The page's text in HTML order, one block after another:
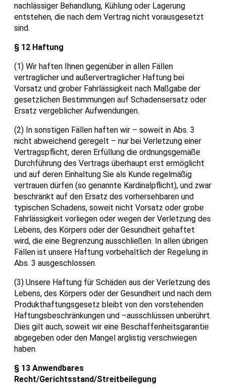
nachlässiger Behandlung, Kühlung oder Lagerung
entstehen, die nach dem Vertrag nicht vorausgesetzt
sind.
§ 12 Haftung
(1) Wir haften Ihnen gegenüber in allen Fällen
vertraglicher und außervertraglicher Haftung bei
Vorsatz und grober Fahrlässigkeit nach Maßgabe der
gesetzlichen Bestimmungen auf Schadensersatz oder
Ersatz vergeblicher Aufwendungen.
(2) In sonstigen Fällen haften wir – soweit in Abs. 3
nicht abweichend geregelt – nur bei Verletzung einer
Vertragspflicht, deren Erfüllung die ordnungsgemäße
Durchführung des Vertrags überhaupt erst ermöglicht
und auf deren Einhaltung Sie als Kunde regelmäßig
vertrauen dürfen (so genannte Kardinalpflicht), und zwar
beschränkt auf den Ersatz des vorhersehbaren und
typischen Schadens, soweit nicht Vorsatz oder grobe
Fahrlässigkeit vorliegen oder wegen der Verletzung des
Lebens, des Körpers oder der Gesundheit gehaftet
wird, die eine Begrenzung ausschließen. In allen übrigen
Fällen ist unsere Haftung vorbehaltlich der Regelung in
Abs. 3 ausgeschlossen.
(3) Unsere Haftung für Schäden aus der Verletzung des
Lebens, des Körpers oder der Gesundheit und nach dem
Produkthaftungsgesetz bleibt von den vorstehenden
Haftungsbeschränkungen und –ausschlüssen unberührt.
Dies gilt auch, soweit wir eine Beschaffenheitsgarantie
abgegeben oder den Mangel arglistig verschwiegen
haben.
§ 13 Anwendbares
Recht/Gerichtsstand/Streitbeilegung